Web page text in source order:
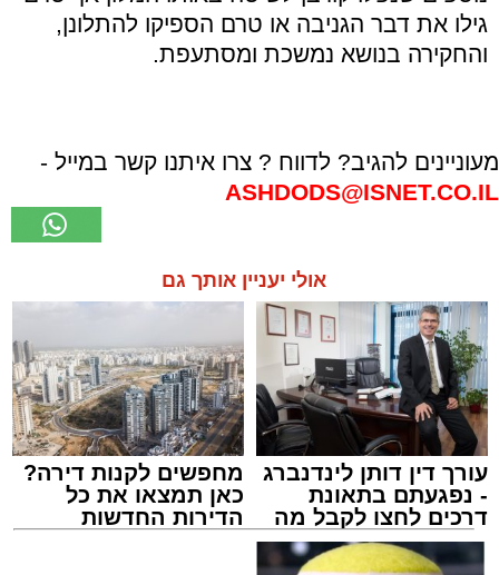
גילו את דבר הגניבה או טרם הספיקו להתלונן,
והחקירה בנושא נמשכת ומסתעפת.
מעוניינים להגיב? לדווח ? צרו איתנו קשר במייל -
ASHDODS@ISNET.CO.IL
אולי יעניין אותך גם
עורך דין דותן לינדנברג
- נפגעתם בתאונת
דרכים לחצו לקבל מה
שמגיע לכם
מחפשים לקנות דירה?
כאן תמצאו את כל
הדירות החדשות